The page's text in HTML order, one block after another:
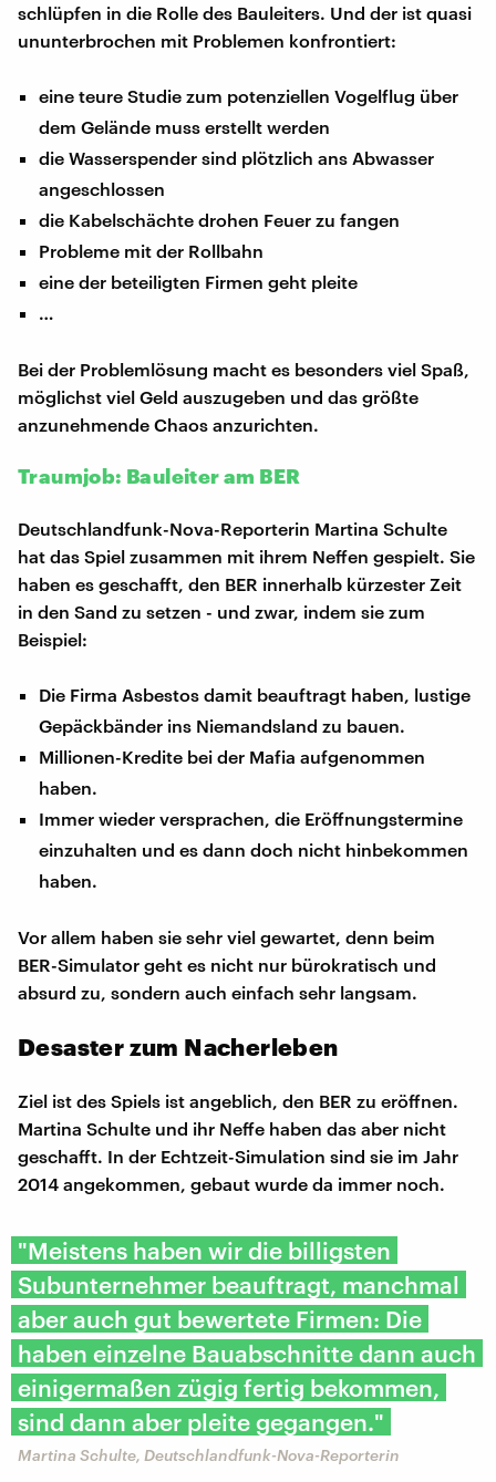
schlüpfen in die Rolle des Bauleiters. Und der ist quasi
ununterbrochen mit Problemen konfrontiert:
eine teure Studie zum potenziellen Vogelflug über
dem Gelände muss erstellt werden
die Wasserspender sind plötzlich ans Abwasser
angeschlossen
die Kabelschächte drohen Feuer zu fangen
Probleme mit der Rollbahn
eine der beteiligten Firmen geht pleite
…
Bei der Problemlösung macht es besonders viel Spaß,
möglichst viel Geld auszugeben und das größte
anzunehmende Chaos anzurichten.
Traumjob: Bauleiter am BER
Deutschlandfunk-Nova-Reporterin Martina Schulte
hat das Spiel zusammen mit ihrem Neffen gespielt. Sie
haben es geschafft, den BER innerhalb kürzester Zeit
in den Sand zu setzen - und zwar, indem sie zum
Beispiel:
Die Firma Asbestos damit beauftragt haben, lustige
Gepäckbänder ins Niemandsland zu bauen.
Millionen-Kredite bei der Mafia aufgenommen
haben.
Immer wieder versprachen, die Eröffnungstermine
einzuhalten und es dann doch nicht hinbekommen
haben.
Vor allem haben sie sehr viel gewartet, denn beim
BER-Simulator geht es nicht nur bürokratisch und
absurd zu, sondern auch einfach sehr langsam.
Desaster zum Nacherleben
Ziel ist des Spiels ist angeblich, den BER zu eröffnen.
Martina Schulte und ihr Neffe haben das aber nicht
geschafft. In der Echtzeit-Simulation sind sie im Jahr
2014 angekommen, gebaut wurde da immer noch.
"Meistens haben wir die billigsten
Subunternehmer beauftragt, manchmal
aber auch gut bewertete Firmen: Die
haben einzelne Bauabschnitte dann auch
einigermaßen zügig fertig bekommen,
sind dann aber pleite gegangen."
Martina Schulte, Deutschlandfunk-Nova-Reporterin